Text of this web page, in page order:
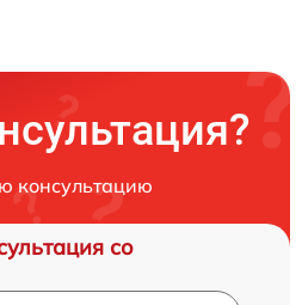
консультацию
со